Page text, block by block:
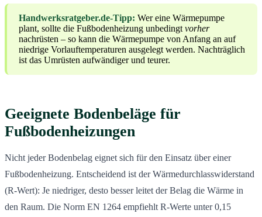
Handwerksratgeber.de-Tipp: Wer eine Wärmepumpe
plant, sollte die Fußbodenheizung unbedingt vorher
nachrüsten – so kann die Wärmepumpe von Anfang an auf
niedrige Vorlauftemperaturen ausgelegt werden. Nachträglich
ist das Umrüsten aufwändiger und teurer.
Geeignete Bodenbeläge für
Fußbodenheizungen
Nicht jeder Bodenbelag eignet sich für den Einsatz über einer
Fußbodenheizung. Entscheidend ist der Wärmedurchlasswiderstand
(R-Wert): Je niedriger, desto besser leitet der Belag die Wärme in
den Raum. Die Norm EN 1264 empfiehlt R-Werte unter 0,15